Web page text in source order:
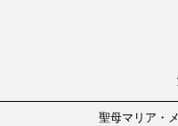
聖母マリア・